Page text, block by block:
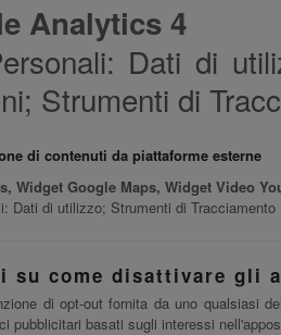
Analytics 4
Dati di
Strumenti di
di contenuti da piattaforme esterne
Widget Google Maps, Widget Video
Dati di utilizzo; Strumenti di Tracciamento
su come disattivare gli
di opt-out fornita da uno qualsiasi
pubblicitari basati sugli interessi